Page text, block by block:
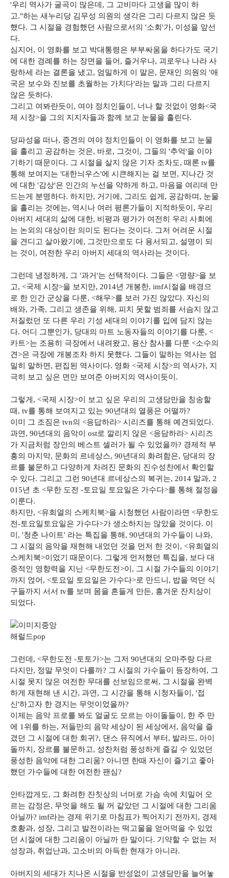
'우리 역사가 굴곡이 많은데, 그 고비마다 고생을 많이 하
고."하는 새누리당 김무성 의원의 생각은 그리 다르지 않은 듯
했다. 그 시절을 경험했던 사람으로서의 '소회'가, 이성을 앞선
다.
심지어, 이 영화를 보고 박대통령은 부부싸움을 하다가도 국기
에 대한 경례를 하는 장면을 들어, 즐거우나, 괴로우나 나라 사
랑하세 라는 결론을 냈고, 엄밀하게 이 말은, 문재인 의원의 '애
국은 보수와 진보를 초월하는 가치다'라는 말과 그리 다르지
않은 듯하다.
그리고 여봐란듯이, 여야 정치인들이, 너나 할 것없이 영화<국
제 시장>을 그의 지지자들과 함께 보고 눈물을 흘린다.
당파성을 떠나, 중견의 여야 정치인들이 이 영화를 보고 눈물
을 흘리고 공감하는 것은, 바로, 그것이, 그들의 '추억'을 이야
기하기 때문이다. 그 시절을 살지 않은 기자 조차도, 때론 tv를
통해 보여지는 '대한늬우스'에 시큰해지는 걸 보면, 지나간 것
에 대한 '감상'은 인간의 누선을 약하게 하고, 마음을 여리데 만
드는게 분명하다. 하지만, 거기에, 그리도 쉽게, 공감하며, 눈물
을 흘리는 것에는, 역시나 여러 평론가들이 지적하듯이, 우리
아버지 세대의 삶에 대한, 비평과 평가가 여전히 우리 사회에
는 논외의 대상이란 의미도 된다는 것이다. 그저 어려운 시절
을 견디고 살아왔기에, 그것만으로도 다 용서되고, 설명이 되
는 것이, 여전한 우리 아버지 세대의 역사라는 것이다.
그런데 냉정하게, 그 '과거'는 선택적이다. 그들은 <명량>을 보
고, <국제 시장>을 보지만, 2014년 개봉한, imf시절을 배경으
로 한 인간 군상을 다룬, <해무>를 보러 가진 않았다. 자신의
배와, 가족, 그리고 생존을 위해, 피치 못할 범죄를 서슴지 않고
저질렀던 또 다른 우리 기성 세대의 이야기를 입에 담지 않는
다. 어디 그뿐인가, 당대의 마트 노동자들의 이야기를 다룬, <
카트>는 조용히 극장에서 내려왔고, 용산 참사를 다룬 <소수의
견>은 극장에 개봉조차 하지 못했다. 그들이 말하는 역사는 엄
밀히 말하면, 편집된 역사이다. 영화 <국제 시장>의 역사가, 지
극히 보고 싶은 면만 보여준 아버지의 역사이듯이.
그렇게, <국제 시장>이 보고 싶은 우리의 고생담만을 칭송할
때, tv를 통해 보여지고 있는 90년대의 열풍은 어떨까?
이미 그 조짐은 tvn의 <응답하라> 시리즈를 통해 예견되었다.
과연, 90년대의 음악이 ost로 깔리지 않은 <응담하라> 시리즈
가 지금처럼 장안의 베스트 셀러가 될 수 있었을까? 경제적 부
흥의 마지막, 문화의 르네상스, 90년대의 화려함은, 당대의 장
르를 불문하고 다양하게 차려진 문화의 진수성찬에서 확인할
수 있다. 그리고 그런 90년대 르네상스의 복귀는, 2014 말과, 2
015년 초 <무한 도전 -토요일 토요일은 가수다>를 통해 절정을
이룬다.
하지만, <유희열의 스케치북>을 시청했던 사람이라면 <무한도
전-토요일토요일은 가수다>가 생소하지는 않았을 것이다. 이
미, '청춘 나이트' 라는 특집을 통해, 90년대의 가수들이 나와,
그 시절의 음악을 재현해 내었던 것을 먼저 한 것이, <유희열의
스케치북>이었기 때문이다. 그렇게 먼저했던 특집을, 보다 대
중적인 영향력을 지닌 <무한도전>이, 그 시절 가수들의 이야기
까지 얹어, <토요일 토요일은 가수다>로 만드니, 밥을 먹던 식
구들까지 서서 tv를 보며 몸을 흔들게 만든, 흥겨운 잔치상이
되었다.
해럴드pop
그런데, <무한도전 -토토가>는 그저 90년대의 오마주랑 다르
다지만, 정말 무엇이 다를까? 그 시절의 가수들이 등장하여, 그
시절 못지 않은 여전한 무대를 선보임으로써, 그 시절을 완벽
하게 재현해 낸 시간, 과연, 그 시간을 통해 시청자들이, '접
신'하고자 한 경지는 무엇이었을까?
이제는 음악 프로를 봐도 얼굴도 모르는 아이돌들이, 한 주 만
에 1위를 하는, 저들만의 음악 세상이 된 세상에서, 음악을 즐
겼던 그 시절에 대한 회귀?, 댄스 뮤직에서 부터, 발라드, 아이
돌까지, 장르를 불문하고, 성찬처럼 풍성하게 즐길 수 있었던
풍성한 음악에 대한 그리움? 아니면 한때 자신이 즐기고 좋아
했던 가수들에 대한 여전한 팬심?
안타깝게도, 그 화려한 잔칫상의 너머로 가슴 속에 치밀어 오
르는 감정은, 무엇을 해도 될 꺼 같았던 그 시절에 대한 그리움
아닐까? imf라는 경제 위기로 마침표가 찍어지기 전까지, 경제
호황과, 성장, 그리고 발전이라는 떡고물을 얻어먹을 수 있었
던 시절에 대한 그리움이 아닐까 란 말이다. 기약할 수 없는 저
성장과, 취업난과, 고소비의 아득한 현재가 아니라.
아버지의 세대가 지나온 시절을 반성없이 고생담만을 늘어놓